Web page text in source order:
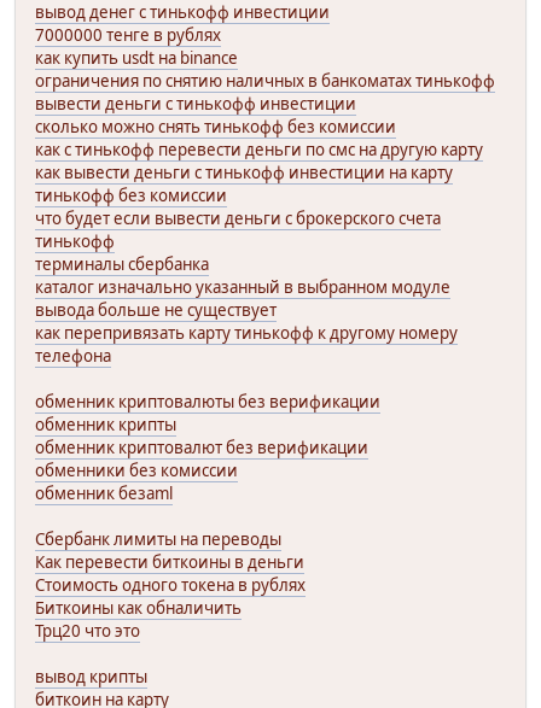
вывод денег с тинькофф инвестиции
7000000 тенге в рублях
как купить usdt на binance
ограничения по снятию наличных в банкоматах тинькофф
вывести деньги с тинькофф инвестиции
сколько можно снять тинькофф без комиссии
как с тинькофф перевести деньги по смс на другую карту
как вывести деньги с тинькофф инвестиции на карту
тинькофф без комиссии
что будет если вывести деньги с брокерского счета
тинькофф
терминалы сбербанка
каталог изначально указанный в выбранном модуле
вывода больше не существует
как перепривязать карту тинькофф к другому номеру
телефона
обменник криптовалюты без верификации
обменник крипты
обменник криптовалют без верификации
обменники без комиссии
обменник безaml
Сбербанк лимиты на переводы
Как перевести биткоины в деньги
Стоимость одного токена в рублях
Биткоины как обналичить
Трц20 что это
вывод крипты
биткоин на карту